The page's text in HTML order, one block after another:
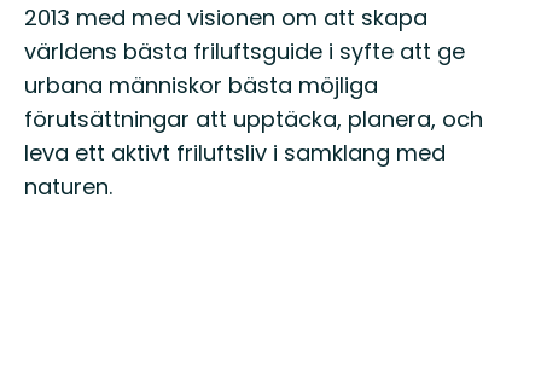
2013 med med visionen om att skapa
världens bästa friluftsguide i syfte att ge
urbana människor bästa möjliga
förutsättningar att upptäcka, planera, och
leva ett aktivt friluftsliv i samklang med
naturen.